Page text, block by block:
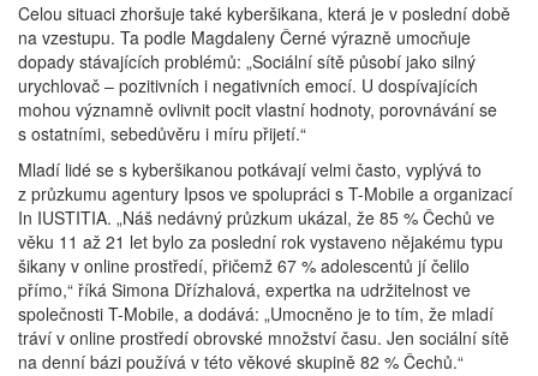
Celou situaci zhoršuje také kyberšikana, která je v poslední době
na vzestupu. Ta podle Magdaleny Černé výrazně umocňuje
dopady stávajících problémů: „Sociální sítě působí jako silný
urychlovač – pozitivních i negativních emocí. U dospívajících
mohou významně ovlivnit pocit vlastní hodnoty, porovnávání se
s ostatními, sebedůvěru i míru přijetí.“
Mladí lidé se s kyberšikanou potkávají velmi často, vyplývá to
z průzkumu agentury Ipsos ve spolupráci s T-Mobile a organizací
In IUSTITIA. „Náš nedávný průzkum ukázal, že 85 % Čechů ve
věku 11 až 21 let bylo za poslední rok vystaveno nějakému typu
šikany v online prostředí, přičemž 67 % adolescentů jí čelilo
přímo,“ říká Simona Dřízhalová, expertka na udržitelnost ve
společnosti T-Mobile, a dodává: „Umocněno je to tím, že mladí
tráví v online prostředí obrovské množství času. Jen sociální sítě
na denní bázi používá v této věkové skupině 82 % Čechů.“